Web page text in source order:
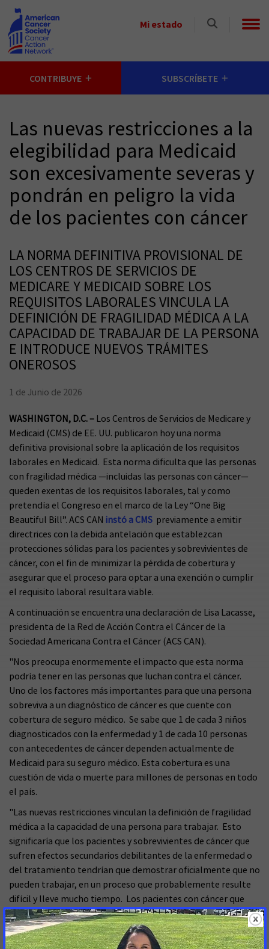
Skip to main content
Mi estado
Select
CONTRIBUYE SUBSCRÍBETE
Las nuevas restricciones a la
elegibilidad para Medicaid
son excesivamente severas y
pondrán en peligro la vida
de los pacientes con cáncer
LA NORMA DEFINITIVA PROVISIONAL DE
LOS CENTROS DE SERVICIOS DE
MEDICARE Y MEDICAID SOBRE LOS
REQUISITOS LABORALES VINCULA LA
DEFINICIÓN DE FRAGILIDAD MÉDICA A LA
CAPACIDAD DE TRABAJAR DE LA PERSONA
E INTRODUCE NUEVOS TRÁMITES
ONEROSOS
1 de Junio de 2026
WASHINGTON, D.C. – Los Centros de Servicios de Medicare y
Medicaid (CMS) de EE. UU. publicaron hoy una norma
definitiva provisional sobre la aplicación de los requisitos
laborales en Medicaid. Esta norma dificulta que las personas
con fragilidad médica —incluidas las personas con cáncer—
queden exentas de los requisitos laborales, tal y como
pretendía el Congreso en el marco de la Ley “One Big
Beautiful Bill”. ACS CAN instó a CMS previamente a emitir
directrices con la debida antelación que establezcan
protecciones sólidas para los pacientes y sobrevivientes de
cáncer, con el fin de minimizar la pérdida de cobertura y
asegurar que el proceso para optar a una exención o cumplir
el requisito laboral resultara viable.
A continuación se encuentra una declaración de Lisa Lacasse,
presidenta de la Red de Acción Contra el Cáncer de la
Sociedad Americana Contra el Cáncer (ACS CAN).
"Nos preocupa enormemente el impacto que esta norma
podría tener en las personas que luchan contra el cáncer.
Uno de los factores más importantes para que una persona
sobreviva a un diagnóstico de cáncer es que cuente con
cobertura de seguro médico. Se sabe que 1 de cada 3 niños
diagnosticados con la enfermedad y 1 de cada 10 personas
con antecedentes de cáncer dependen actualmente de
Medicaid para su seguro médico. Esta cobertura es una
cuestión de vida o muerte para millones de personas en todo
el país.
"Las nuevas restricciones vinculan la definición de fragilidad
médica a la capacidad de una persona para trabajar. Esto
significaría que los pacientes y sobrevivientes de cáncer que
sufren efectos secundarios debilitantes de la enfermedad o
del tratamiento tendrían que demostrar oficialmente que no
pueden trabajar, en un proceso que probablemente resulte
difícil y lleve mucho tiempo. Los pacientes con cáncer que
aún pueden trabajar, y muchos desean hacerlo, por ejemplo,
cuando se encuentran lo suficientemente bien como para
trabajar entre ciclos de quimioterapia, tendrán que elegir